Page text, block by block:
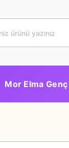
Mor Elma Genç